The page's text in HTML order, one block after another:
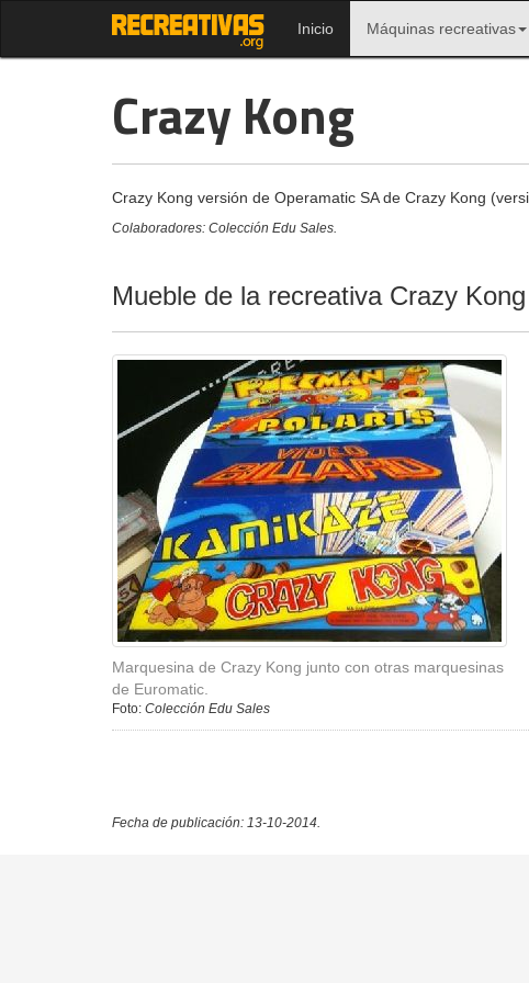
Inicio Máquinas recreativas
Crazy Kong
Crazy Kong versión de Operamatic SA de Crazy Kong
Colaboradores: Colección Edu Sales.
Mueble de la recreativa Crazy
Marquesina de Crazy Kong junto con otras marquesinas
de Euromatic.
Foto: Colección Edu Sales
Fecha de publicación: 13-10-2014.